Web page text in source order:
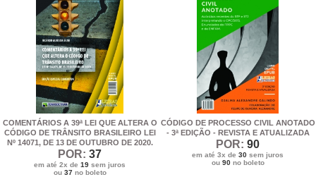
COMENTÁRIOS A 39ª LEI QUE ALTERA O
CÓDIGO DE TRÂNSITO BRASILEIRO LEI
Nº 14071, DE 13 DE OUTUBRO DE 2020.
POR: 37
em até 2x de 19 sem juros
ou 37no boleto
CÓDIGO DE PROCESSO CIVIL ANOTADO
- 3ª EDIÇÃO - REVISTA E ATUALIZADA
POR: 90
em até 3x de 30 sem juros
ou 90no boleto